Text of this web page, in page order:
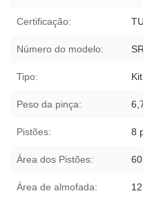
Certificação:
Número do modelo:
Tipo:
Peso da pinça:
Pistões: 8
Área dos Pistões:
Área de almofada: